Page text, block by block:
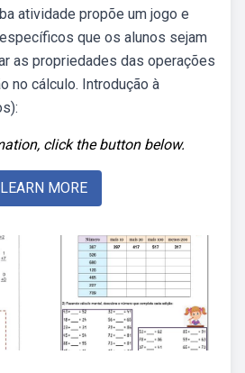
atividade propõe um jogo e
que os alunos sejam
as propriedades das operações
no cálculo. Introdução à
click the button below.
LEARN MORE